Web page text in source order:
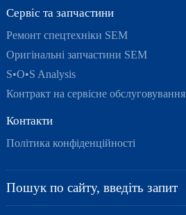
Сервіс та запчастини
Ремонт спецтехніки SEM
Оригінальні запчастини SEM
S•O•S Analysis
Контракт на сервісне обслуговування
Контакти
Політика конфіденційності